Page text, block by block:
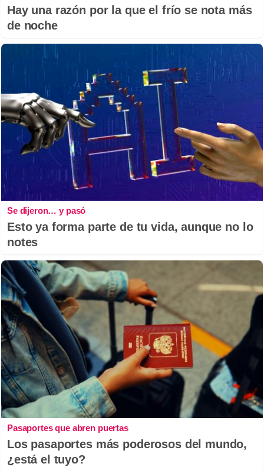
Hay una razón por la que el frío se nota más
de noche
Se dijeron… y pasó
Esto ya forma parte de tu vida, aunque no lo
notes
Pasaportes que abren puertas
Los pasaportes más poderosos del mundo,
¿está el tuyo?